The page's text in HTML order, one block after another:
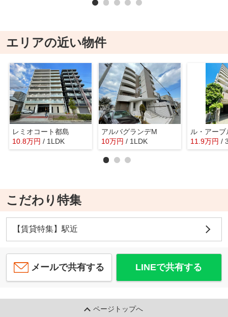
エリアの近い物件
レミオコート都島
10.8万円 / 1LDK
アルバグランデM
10万円 / 1LDK
ル・アー
11.9万円 /
こだわり特集
【賃貸特集】駅近
メールで共有する LINEで共有する
ページトップへ